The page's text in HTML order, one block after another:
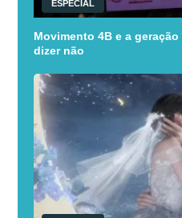
ESPECIAL
Movimento 4B e a
dizer não